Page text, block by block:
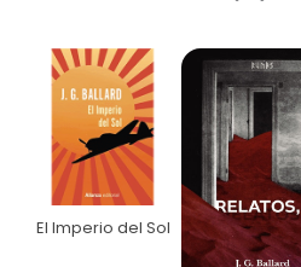
El Imperio del Sol